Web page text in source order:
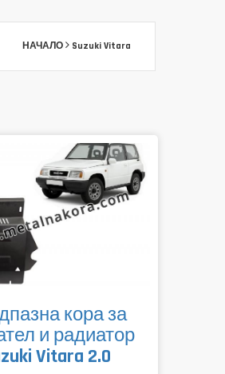
НАЧАЛО Suzuki Vitara
кора за
и радиатор
Vitara 2.0